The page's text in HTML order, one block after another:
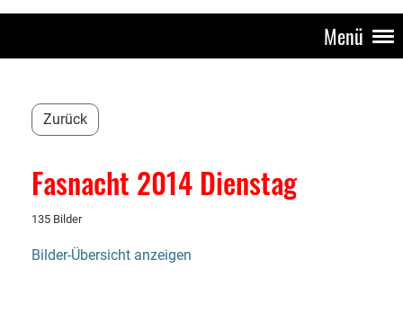
Menü
Zurück
Fasnacht 2014 Dienstag
135 Bilder
Bilder-Übersicht anzeigen